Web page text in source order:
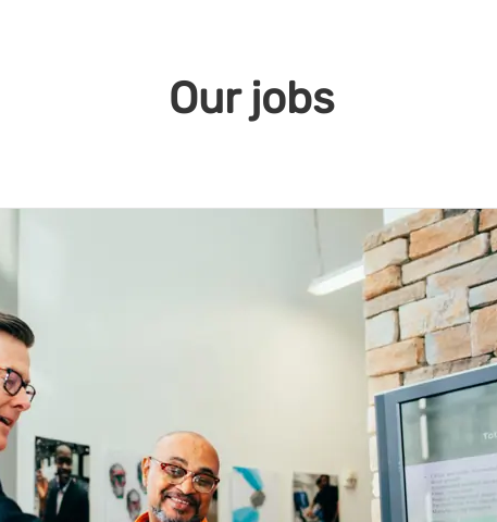
Our jobs